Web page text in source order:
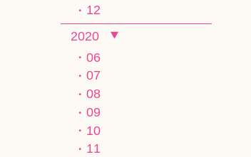
12
2020
06
07
08
09
10
11